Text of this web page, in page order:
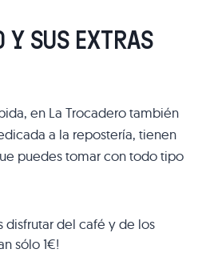
Y SUS EXTRAS
en La Trocadero también
a la repostería, tienen
puedes tomar con todo tipo
disfrutar del café y de los
sólo 1€!